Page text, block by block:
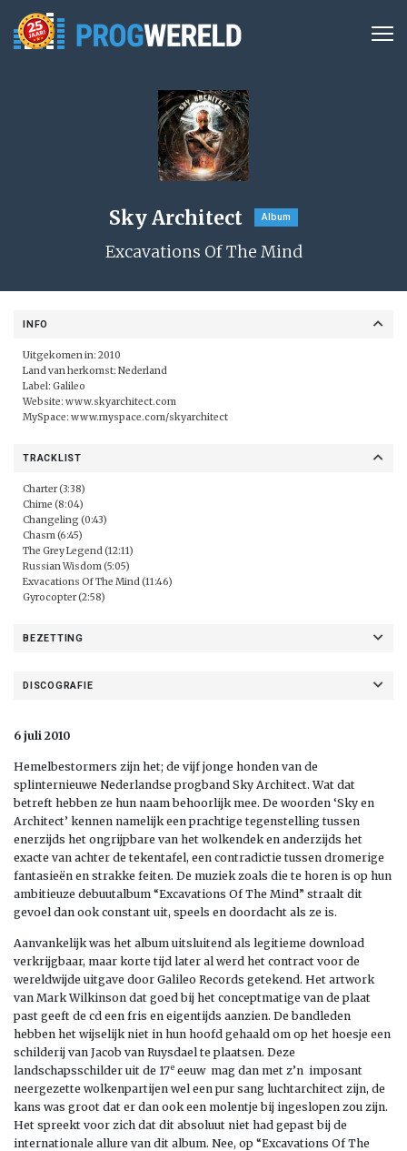
Sky Architect Album
Excavations Of The Mind
INFO
Uitgekomen in: 2010
Land van herkomst: Nederland
Label: Galileo
Website: www.skyarchitect.com
MySpace: www.myspace.com/skyarchitect
TRACKLIST
Charter (3:38)
Chime (8:04)
Changeling (0:43)
Chasm (6:45)
The Grey Legend (12:11)
Russian Wisdom (5:05)
Exvacations Of The Mind (11:46)
Gyrocopter (2:58)
BEZETTING
DISCOGRAFIE
6 juli 2010
Hemelbestormers zijn het; de vijf jonge honden van de
splinternieuwe Nederlandse progband Sky Architect. Wat dat
betreft hebben ze hun naam behoorlijk mee. De woorden ‘Sky en
Architect’ kennen namelijk een prachtige tegenstelling tussen
enerzijds het ongrijpbare van het wolkendek en anderzijds het
exacte van achter de tekentafel, een contradictie tussen dromerige
fantasieën en strakke feiten. De muziek zoals die te horen is op hun
ambitieuze debuutalbum “Excavations Of The Mind” straalt dit
gevoel dan ook constant uit, speels en doordacht als ze is.
Aanvankelijk was het album uitsluitend als legitieme download
verkrijgbaar, maar korte tijd later al werd het contract voor de
wereldwijde uitgave door Galileo Records getekend. Het artwork
van Mark Wilkinson dat goed bij het conceptmatige van de plaat
past geeft de cd een fris en eigentijds aanzien. De bandleden
hebben het wijselijk niet in hun hoofd gehaald om op het hoesje een
schilderij van Jacob van Ruysdael te plaatsen. Deze
landschapsschilder uit de 17e eeuw mag dan met z’n imposant
neergezette wolkenpartijen wel een pur sang luchtarchitect zijn, de
kans was groot dat er dan ook een molentje bij ingeslopen zou zijn.
Het spreekt voor zich dat dit absoluut niet had gepast bij de
internationale allure van dit album. Nee, op “Excavations Of The